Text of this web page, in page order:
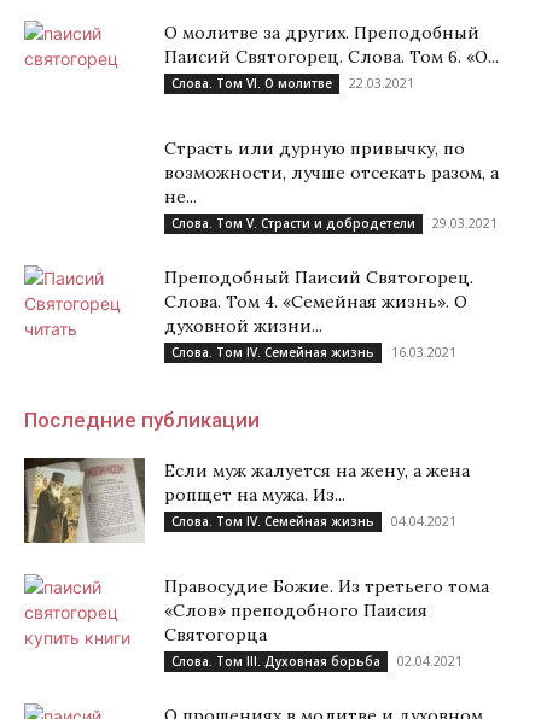
О молитве за других. Преподобный
Паисий Святогорец. Слова. Том 6. «О...
Слова. Том VI. О молитве 22.03.2021
Страсть или дурную привычку, по
возможности, лучше отсекать разом, а
не...
Слова. Том V. Страсти и добродетели 29.03.2021
Преподобный Паисий Святогорец.
Слова. Том 4. «Семейная жизнь». О
духовной жизни...
Слова. Том IV. Семейная жизнь 16.03.2021
Последние публикации
Если муж жалуется на жену, а жена
ропщет на мужа. Из...
Слова. Том IV. Семейная жизнь 04.04.2021
Правосудие Божие. Из третьего тома
«Слов» преподобного Паисия
Святогорца
Слова. Том III. Духовная борьба 02.04.2021